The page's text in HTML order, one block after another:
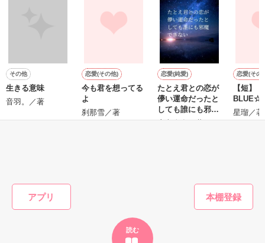
アプリ
読む
作品を読む
鷹哉『宜しくな、俺の雛子』🦅
雛子『俺の……ひぃ、雛子？！！！』🐥
シゴデキで冷徹な上司が見せる素顔は、なぜか想像以上に甘く
※表紙も作中使用の画像も全てフリー素材です。
※執筆期間2026.6.3〜7.20完結です。
※他サイトさんにて恋愛トレンド1位でした〜良かったら読ん
その他
生きる意味
音羽。／著
恋愛(その他)
今も君を想ってる
よ
刹那雪／著
恋愛(純愛)
たとえ君との恋が
儚い運命だったと
しても誰にも邪魔
できない
恋愛(その
【短】
星瑠／著